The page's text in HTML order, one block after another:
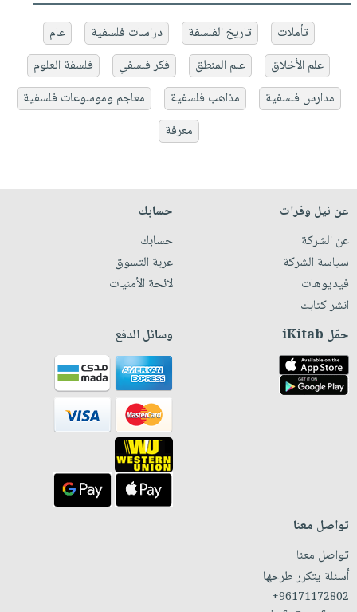
تأملات تاريخ الفلسفة دراسات فلسفية
عام
علم الأخلاق
علم المنطق فكر فلسفي
فلسفة العلوم
مدارس فلسفية
مذاهب فلسفية
معاجم وموسوعات فلسفية
معرفة
عن نيل وفرات
عن الشركة
سياسة الشركة
فيديوهات
انشر كتابك
حسابك
حسابك
عربة التسوق
لائحة الأمنيات
حمّل iKitab وسائل الدفع
تواصل معنا
تواصل معنا
أسئلة يتكرر طرحها
+96171172802